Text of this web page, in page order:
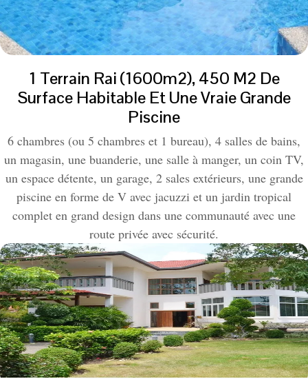
1 Terrain Rai (1600m2), 450 M2 De
Surface Habitable Et Une Vraie Grande
Piscine
6 chambres (ou 5 chambres et 1 bureau), 4 salles de bains,
un magasin, une buanderie, une salle à manger, un coin TV,
un espace détente, un garage, 2 sales extérieurs, une grande
piscine en forme de V avec jacuzzi et un jardin tropical
complet en grand design dans une communauté avec une
route privée avec sécurité.